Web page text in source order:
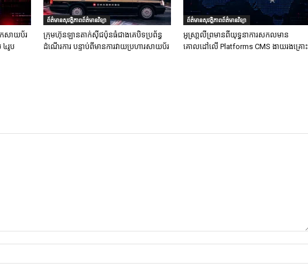
កសាយប័រ
៤រូប
ព័ត៌មានសុវត្ថិភាពព័ត៌មានវិទ្យា
ក្រុមហ៊ុនឡានតាក់ស៊ីជប៉ុនធំជាងគេបិទប្រព័ន្ធ
ដំណើរការ បន្ទាប់ពីមានការវាយប្រហារសាយប័រ
ព័ត៌មានសុវត្ថិភាពព័ត៌មានវិទ្យា
អូស្រា្តលីព្រមានពីយុទ្ធនាការសកលមាន
គោលដៅលើ Platforms CMS ងាយរងគ្រោះ